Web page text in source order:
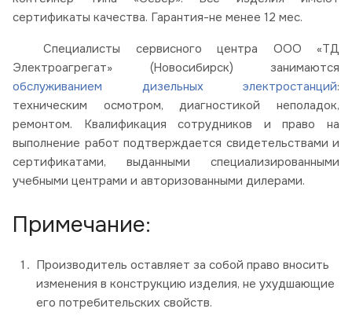
сертификаты качества. Гарантия-не менее 12 мес.
Специалисты сервисного центра ООО «ТД
Электроагрегат» (Новосибирск) занимаются
обслуживанием дизельных электростанций:
техническим осмотром, диагностикой неполадок,
ремонтом. Квалификация сотрудников и право на
выполнение работ подтверждается свидетельствами и
сертификатами, выданными специализированными
учебными центрами и авторизованными дилерами.
Примечание:
Производитель оставляет за собой право вносить
изменения в конструкцию изделия, не ухудшающие
его потребительских свойств.